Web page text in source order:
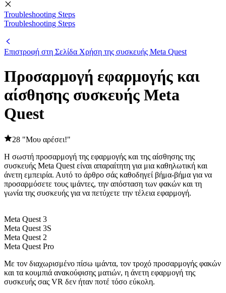
Troubleshooting Steps
Troubleshooting Steps
Επιστροφή στη Σελίδα Χρήση της συσκευής Meta Quest
Προσαρμογή εφαρμογής και
αίσθησης συσκευής Meta
Quest
28 "Μου αρέσει!"
Η σωστή προσαρμογή της εφαρμογής και της αίσθησης της
συσκευής Meta Quest είναι απαραίτητη για μια καθηλωτική και
άνετη εμπειρία. Αυτό το άρθρο σάς καθοδηγεί βήμα-βήμα για να
προσαρμόσετε τους ιμάντες, την απόσταση των φακών και τη
γωνία της συσκευής για να πετύχετε την τέλεια εφαρμογή.
Meta Quest 3
Meta Quest 3S
Meta Quest 2
Meta Quest Pro
Με τον διαχωρισμένο πίσω ιμάντα, τον τροχό προσαρμογής φακών
και τα κουμπιά ανακούφισης ματιών, η άνετη εφαρμογή της
συσκευής σας VR δεν ήταν ποτέ τόσο εύκολη.